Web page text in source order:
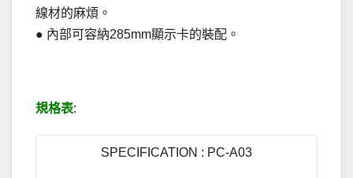
線材的麻煩。
● 內部可容納285mm顯示卡的裝配。
規格表:
SPECIFICATION : PC-A03